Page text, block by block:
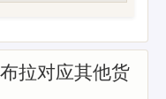
拉对应其他货